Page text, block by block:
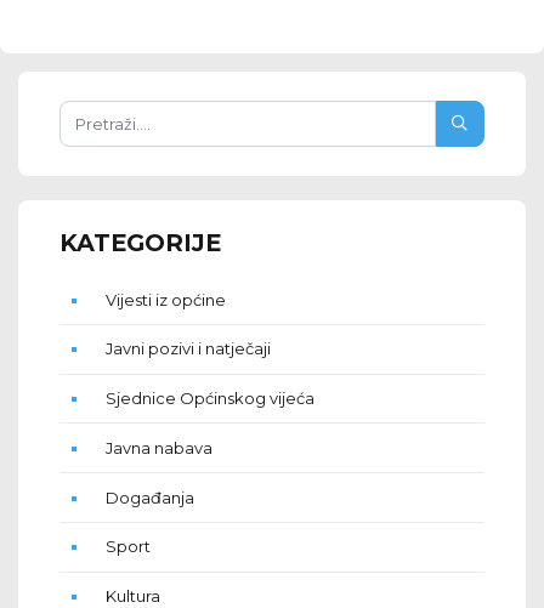
KATEGORIJE
Vijesti iz općine
Javni pozivi i natječaji
Sjednice Općinskog vijeća
Javna nabava
Događanja
Sport
Kultura